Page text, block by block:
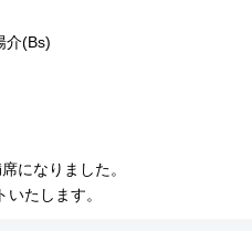
介(Bs)
になりました。
たします。